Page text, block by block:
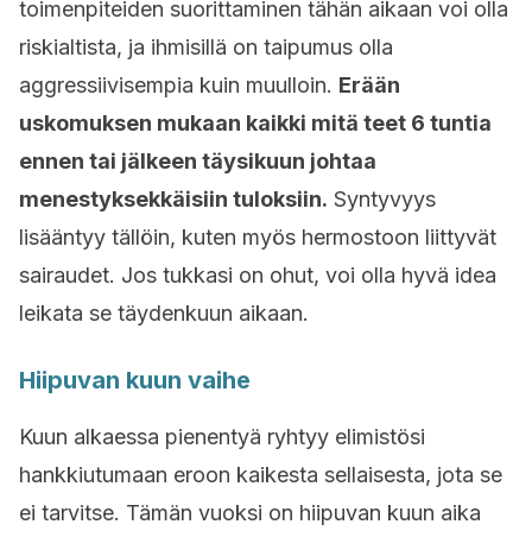
toimenpiteiden suorittaminen tähän aikaan voi olla
riskialtista, ja ihmisillä on taipumus olla
aggressiivisempia kuin muulloin. Erään
uskomuksen mukaan kaikki mitä teet 6 tuntia
ennen tai jälkeen täysikuun johtaa
menestyksekkäisiin tuloksiin. Syntyvyys
lisääntyy tällöin, kuten myös hermostoon liittyvät
sairaudet. Jos tukkasi on ohut, voi olla hyvä idea
leikata se täydenkuun aikaan.
Hiipuvan kuun vaihe
Kuun alkaessa pienentyä ryhtyy elimistösi
hankkiutumaan eroon kaikesta sellaisesta, jota se
ei tarvitse. Tämän vuoksi on hiipuvan kuun aika